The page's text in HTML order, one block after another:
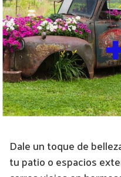
Dale un toque de
tu patio o espacios